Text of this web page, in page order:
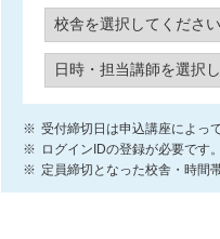
受付締切日は申込講座によっ
ログインIDの登録が必要です。
定員締切となった校舎・時間